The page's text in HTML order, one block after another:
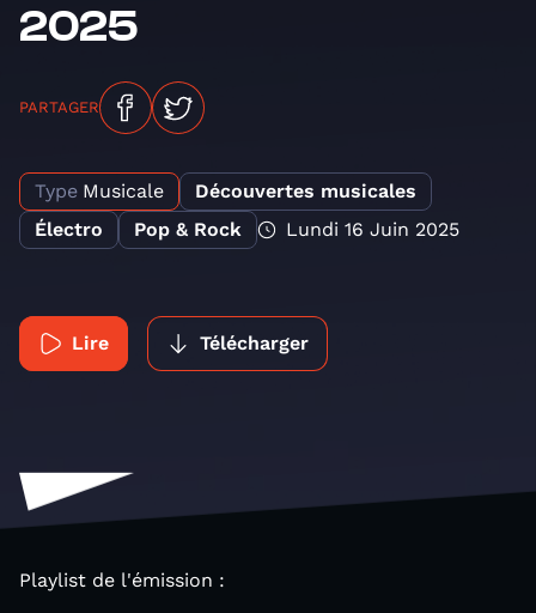
2025
PARTAGER
Type Musicale
Découvertes musicales
Électro
Pop & Rock Lundi 16 Juin 2025
Lire Télécharger
Playlist de l'émission :